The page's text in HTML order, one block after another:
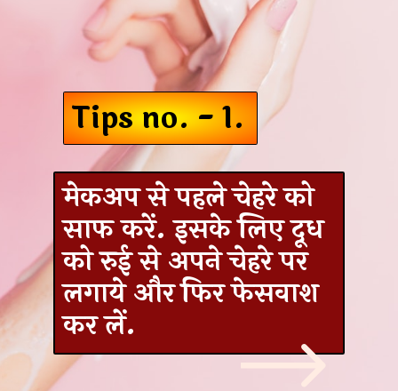
Tips no. - 1.
मेकअप से पहले चेहरे को
साफ करें. इसके लिए दूध
को रुई से अपने चेहरे पर
लगाये और फिर फेसवाश
कर लें.